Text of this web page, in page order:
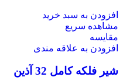
افزودن به سبد خرید
مشاهده سریع
مقایسه
افزودن به علاقه مندی
شیر فلکه کامل 32 آذین